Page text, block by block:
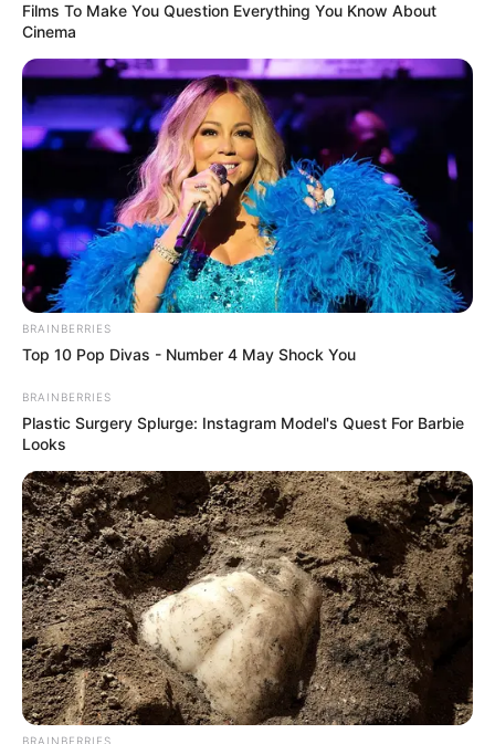
Films To Make You Question Everything You Know About
Cinema
BRAINBERRIES
Top 10 Pop Divas - Number 4 May Shock You
BRAINBERRIES
Plastic Surgery Splurge: Instagram Model's Quest For Barbie
Looks
BRAINBERRIES